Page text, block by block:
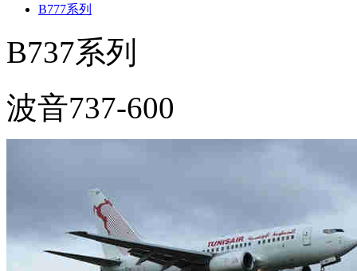
B777系列
B737系列
波音737-600